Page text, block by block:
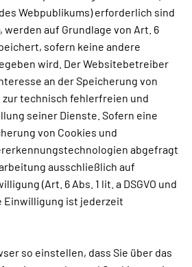
Webpublikums) erforderlich sind
auf Grundlage von Art. 6
sofern keine andere
wird. Der Websitebetreiber
an der Speicherung von
technisch fehlerfreien und
seiner Dienste. Sofern eine
von Cookies und
abgefragt
ausschließlich auf
(Art. 6 Abs. 1 lit. a DSGVO und
Einwilligung ist jederzeit
so einstellen, dass Sie über das